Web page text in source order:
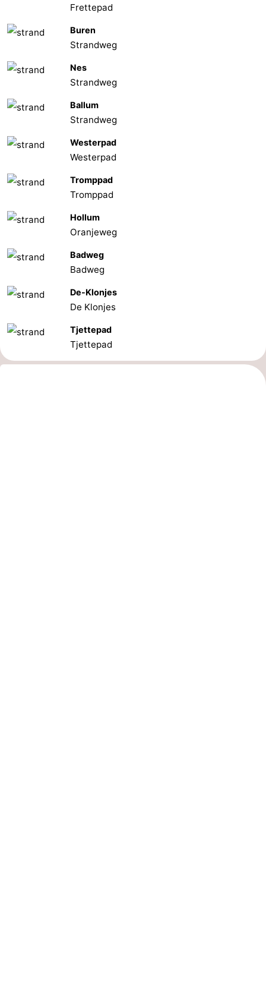
Frettepad
Buren
Strandweg
Nes
Strandweg
Ballum
Strandweg
Westerpad
Westerpad
Tromppad
Tromppad
Hollum
Oranjeweg
Badweg
Badweg
De-Klonjes
De Klonjes
Tjettepad
Tjettepad